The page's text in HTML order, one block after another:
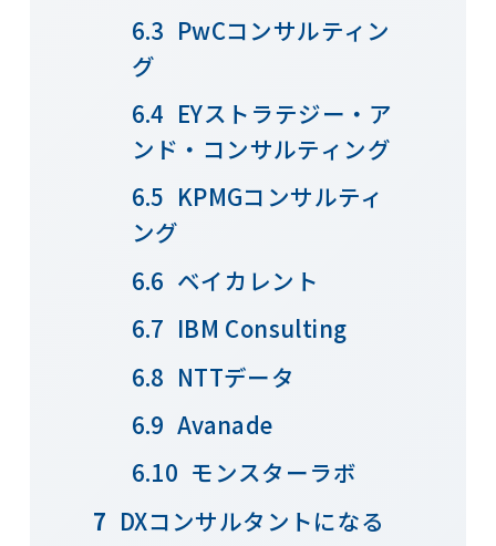
PwCコンサルティン
グ
EYストラテジー・ア
ンド・コンサルティング
KPMGコンサルティ
ング
ベイカレント
IBM Consulting
NTTデータ
Avanade
モンスターラボ
DXコンサルタントになる